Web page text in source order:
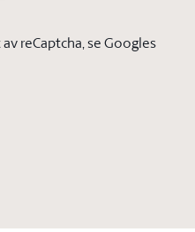
reCaptcha, se Googles